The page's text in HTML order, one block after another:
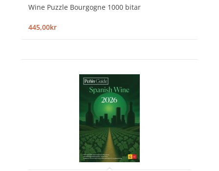
Wine Puzzle Bourgogne 1000 bitar
445,00kr